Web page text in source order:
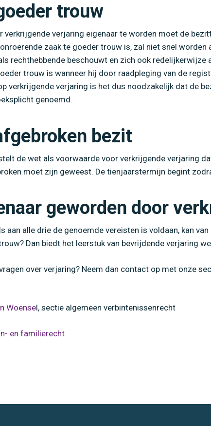
trouw
verkrijgende verjaring eigenaar te worden moet de
zaak te goeder trouw is, zal niet snel
rechthebbende beschouwt en zich ook
trouw is wanneer hij door raadpleging van de
verkrijgende verjaring is het dus noodzakelijk dat de
genoemd.
bezit
de wet als voorwaarde voor verkrijgende verjaring
moet zijn geweest. De tienjaarstermijn begint
geworden door
aan alle drie de genoemde vereisten is voldaan, kan
Dan biedt het leerstuk van bevrijdende verjaring
over verjaring? Neem dan contact op met onze
Woensel, sectie algemeen verbintenissenrecht
en familierecht